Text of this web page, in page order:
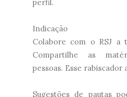
perfil.
Indicação
Colabore com o RSJ a
Compartilhe as
pessoas. Esse rabiscador
Sugestões de pautas